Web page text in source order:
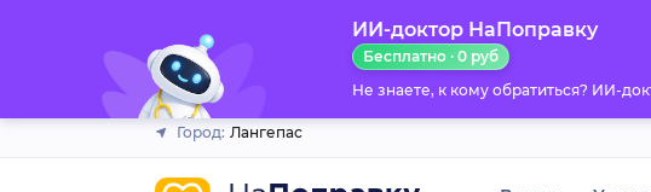
ИИ-доктор НаПоправку
Бесплатно · 0 руб
Не знаете, к кому обратиться? ИИ-
Город: Лангепас